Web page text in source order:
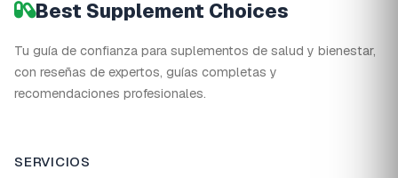
Best Supplement Choices
Tu guía de confianza para suplementos de salud y bienestar,
con reseñas de expertos, guías completas y
recomendaciones profesionales.
SERVICIOS